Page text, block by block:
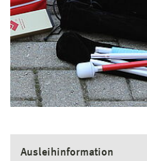
Ausleihinformation